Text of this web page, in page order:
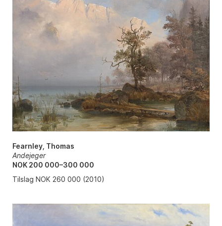
Fearnley, Thomas
Andejeger
NOK 200 000–300 000
Tilslag NOK 260 000 (2010)